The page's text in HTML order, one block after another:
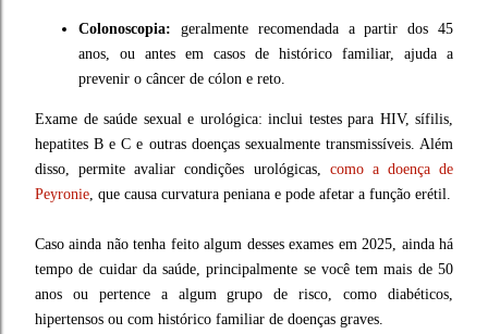
Colonoscopia: geralmente recomendada a partir dos 45
anos, ou antes em casos de histórico familiar, ajuda a
prevenir o câncer de cólon e reto.
Exame de saúde sexual e urológica: inclui testes para HIV, sífilis,
hepatites B e C e outras doenças sexualmente transmissíveis. Além
disso, permite avaliar condições urológicas, como a doença de
Peyronie , que causa curvatura peniana e pode afetar a função erétil.
Caso ainda não tenha feito algum desses exames em 2025, ainda há
tempo de cuidar da saúde, principalmente se você tem mais de 50
anos ou pertence a algum grupo de risco, como diabéticos,
hipertensos ou com histórico familiar de doenças graves.